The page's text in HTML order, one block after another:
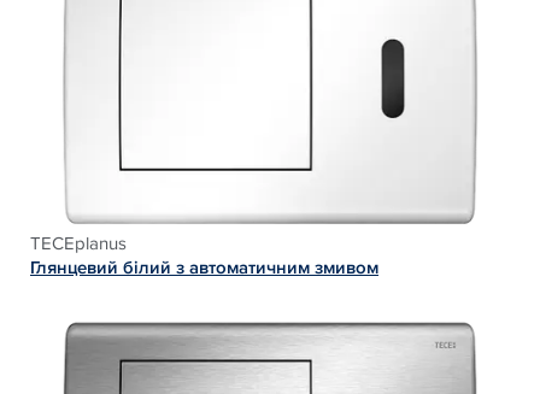
TECEplanus
Глянцевий білий з автоматичним змивом